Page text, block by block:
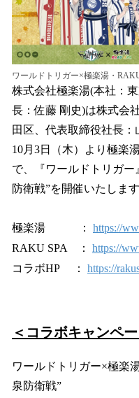
で
す
ワールドトリガー×極楽湯・
株式会社極楽湯(本社：
長：佐藤 剛史)は株式会
田区、代表取締役社長
10月3日（木）より極楽
で、『ワールドトリガー
防衛戦”を開催いたします
極楽湯 ： https://
RAKU SPA ： https://
コラボHP ： https://
＜コラボキャンペ
ワールドトリガー×極楽
泉防衛戦”